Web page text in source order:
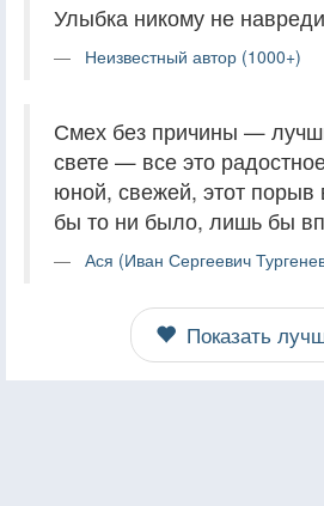
Улыбка никому не
Неизвестный автор (1000+)
Смех без причины —
свете — все это
юной, свежей, этот
бы то ни было, лишь бы
Ася (Иван Сергеевич
Показать